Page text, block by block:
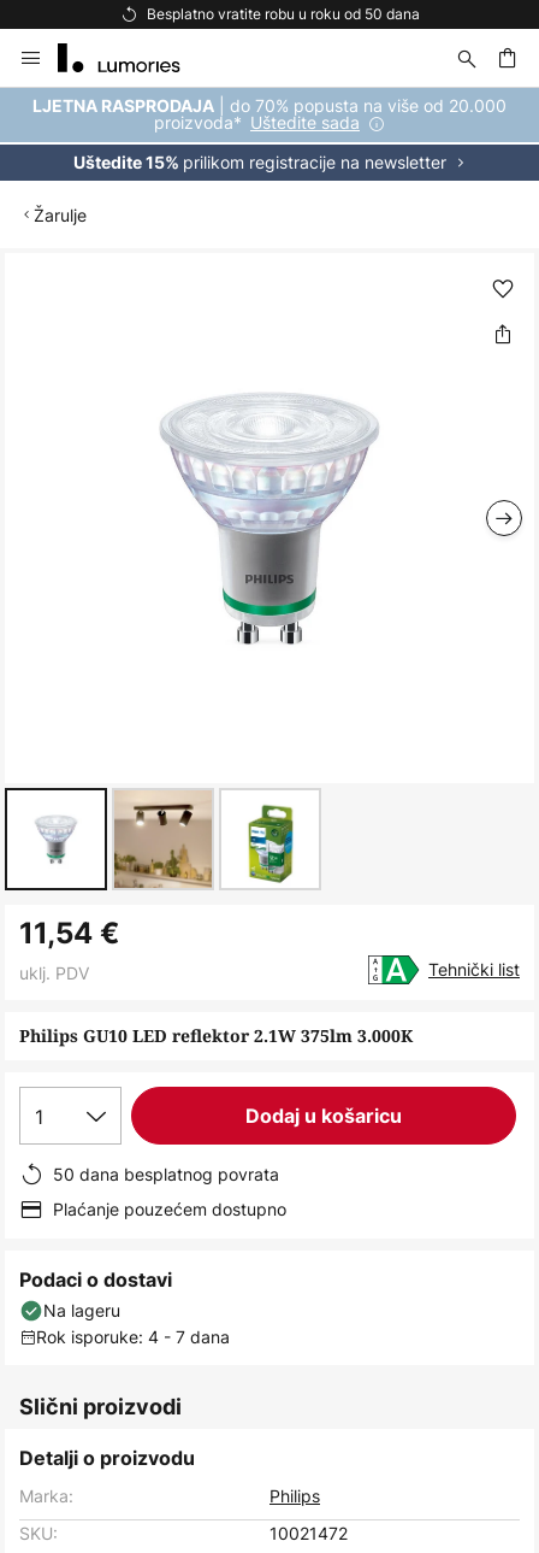
Besplatno vratite robu u roku od 50 dana
to
Content
LJETNA RASPRODAJA | do 70% popusta na više od 20.000
proizvoda* Uštedite sada
Uštedite 15% prilikom registracije na newsletter
Žarulje
to
the
of
images
gallery
Philips GU10 LED reflektor 2.1W 375lm 3.000K
11,54 €
uklj. PDV Tehnički list
1 Dodaj u košaricu
50 dana besplatnog povrata
Plaćanje pouzećem dostupno
Podaci o dostavi
Na lageru
Rok isporuke: 4 - 7 dana
Slični proizvodi
Detalji o proizvodu
Marka:
Philips
SKU:
10021472